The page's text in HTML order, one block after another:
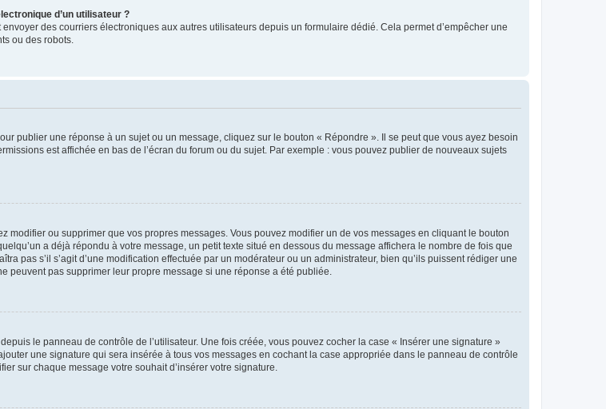
d’un utilisateur ?
des courriers électroniques aux autres utilisateurs depuis un formulaire dédié. Cela permet d’empêcher une
ou des robots.
publier une réponse à un sujet ou un message, cliquez sur le bouton « Répondre ». Il se peut que vous ayez besoin
est affichée en bas de l’écran du forum ou du sujet. Par exemple : vous pouvez publier de nouveaux sujets
ou supprimer que vos propres messages. Vous pouvez modifier un de vos messages en cliquant le bouton
a déjà répondu à votre message, un petit texte situé en dessous du message affichera le nombre de fois que
pas s’il s’agit d’une modification effectuée par un modérateur ou un administrateur, bien qu’ils puissent rédiger une
pas supprimer leur propre message si une réponse a été publiée.
le panneau de contrôle de l’utilisateur. Une fois créée, vous pouvez cocher la case « Insérer une signature »
une signature qui sera insérée à tous vos messages en cochant la case appropriée dans le panneau de contrôle
sur chaque message votre souhait d’insérer votre signature.